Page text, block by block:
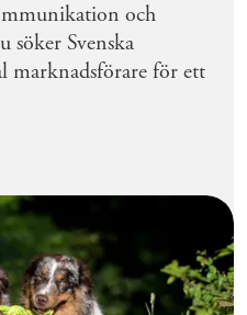
och
söker Svenska
marknadsförare för ett